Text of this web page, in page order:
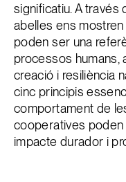
significatiu. A través
abelles ens
poden ser una
processos humans,
creació i resiliència
cinc principis
comportament de
cooperatives
impacte durador i